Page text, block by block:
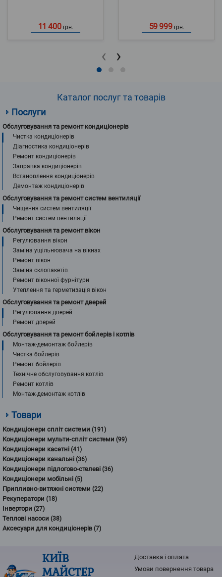
11 400 грн. 59 999 грн.
‹ ›
Каталог послуг та товарів
Послуги
Обслуговування та ремонт кондиціонерів
Чистка кондиціонерів
Діагностика кондиціонерів
Ремонт кондиціонерів
Заправка кондиціонерів
Встановлення кондиціонерів
Демонтаж кондиціонерів
Обслуговування та ремонт систем вентиляції
Чищення систем вентиляції
Ремонт систем вентиляції
Обслуговування та ремонт вікон
Регулювання вікон
Заміна ущільнювача на вікнах
Ремонт вікон
Заміна склопакетів
Ремонт віконної фурнітури
Утеплення та герметизація вікон
Обслуговування та ремонт дверей
Регулювання дверей
Ремонт дверей
Обслуговування та ремонт бойлерів і котлів
Монтаж-демонтаж бойлерів
Чистка бойлерів
Ремонт бойлерів
Технічне обслуговування котлів
Ремонт котлів
Монтаж-демонтаж котлів
Товари
Кондиціонери спліт системи (191)
Кондиціонери мульти-спліт системи (99)
Кондиціонери касетні (41)
Кондиціонери канальні (36)
Кондиціонери підлогово-стелеві (36)
Кондиціонери мобільні (5)
Припливно-витяжні системи (22)
Рекуператори (18)
Інвертори (27)
Теплові насоси (38)
Аксесуари для кондиціонерів(7)
КИЇВ
МАЙСТЕР
Доставка і оплата
Умови повернення товарa